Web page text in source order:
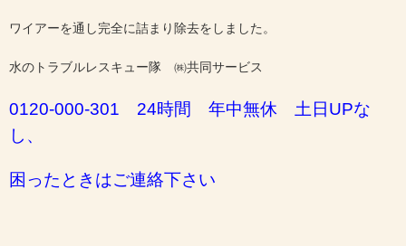
ワイアーを通し完全に詰まり除去をしました。
水のトラブルレスキュー隊 ㈱共同サービス
0120-000-301 24時間 年中無休 土日UPな
し、
困ったときはご連絡下さい